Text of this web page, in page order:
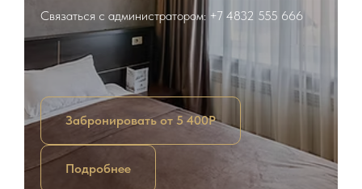
Связаться с администратором: +7 4832 555 666
Забронировать от 5 400Р
Подробнее